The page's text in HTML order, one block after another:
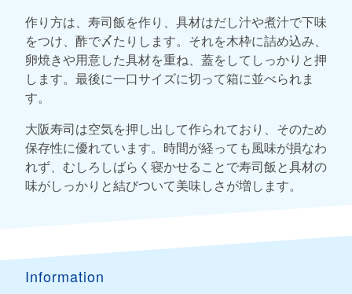
作り方は、寿司飯を作り、具材はだし汁や煮汁で下味
をつけ、酢で〆たりします。それを木枠に詰め込み、
卵焼きや用意した具材を重ね、蓋をしてしっかりと押
します。最後に一口サイズに切って箱に並べられま
す。
大阪寿司は空気を押し出して作られており、そのため
保存性に優れています。時間が経っても風味が損なわ
れず、むしろしばらく寝かせることで寿司飯と具材の
味がしっかりと結びついて美味しさが増します。
Information